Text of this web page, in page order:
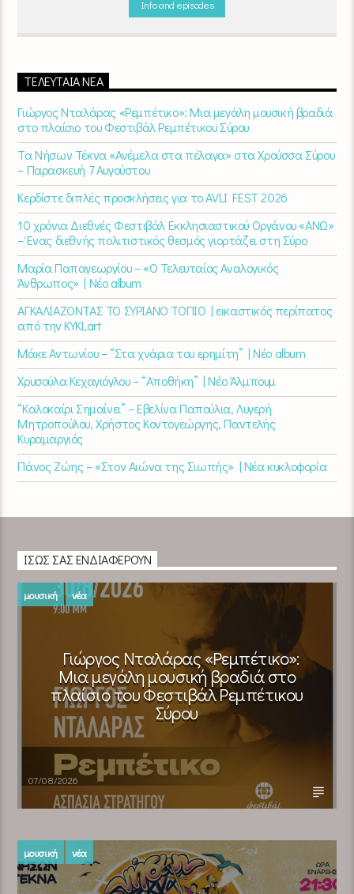
Info and episodes
ΤΕΛΕΥΤΑΊΑ ΝΈΑ
Γιώργος Νταλάρας «Ρεμπέτικο»: Μια μεγάλη μουσική βραδιά
στο πλαίσιο του Φεστιβάλ Ρεμπέτικου Σύρου
Τα Νήσων Τέκνα «Ανέμελα στα πέλαγα» στα Χρούσσα Σύρου
– Παρασκευή 7 Αυγούστου
Κερδίστε διπλές προσκλήσεις για το AVLI FEST 2026
10 χρόνια Διεθνές Φεστιβάλ Εκκλησιαστικού Οργάνου «ΑΝΩ»
– Ένας διεθνής πολιτιστικός θεσμός γιορτάζει στη Σύρο​
Μαρία Παπαγεωργίου – «Ο Τελευταίος Αναλογικός
Άνθρωπος» | Νέο album
ΑΓΚΑΛΙΑΖΟΝΤΑΣ ΤΟ ΣΥΡΙΑΝΟ ΤΟΠΙΟ | εικαστικός περίπατος
από την KYKLart
Μάκε Αντωνίου – “Στα χνάρια του ερημίτη” | Νέο album
Χρυσούλα Κεχαγιόγλου – “Αποθήκη” | Νέο Άλμπουμ
“Καλοκαίρι Σημαίνει” – Εβελίνα Παπούλια, Λυγερή
Μητροπούλου, Χρήστος Κοντογεώργης, Παντελής
Κυραμαργιός
Πάνος Ζώης – «Στον Αιώνα της Σιωπής» | Νέα κυκλοφορία
ΊΣΩΣ ΣΑΣ ΕΝΔΙΑΦΈΡΟΥΝ
μουσική νέα
Γιώργος Νταλάρας «Ρεμπέτικο»:
Μια μεγάλη μουσική βραδιά στο
πλαίσιο του Φεστιβάλ Ρεμπέτικου
Σύρου
07/08/2026
μουσική νέα